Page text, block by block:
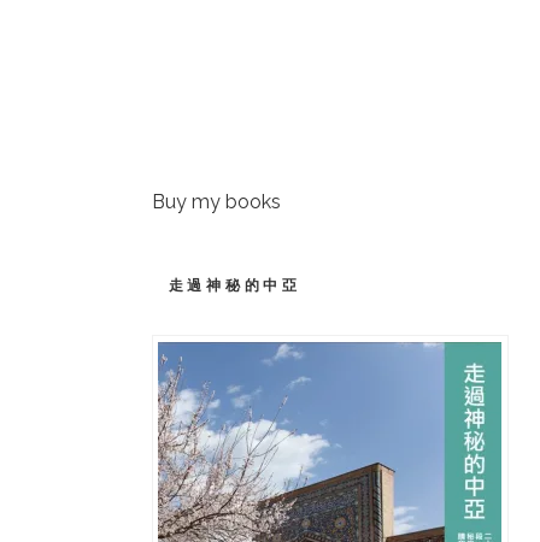
Buy my books
走過神秘的中亞